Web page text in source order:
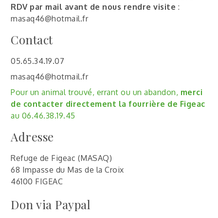
RDV par mail avant de nous rendre visite :
masaq46@hotmail.fr
Contact
05.65.34.19.07
masaq46@hotmail.fr
Pour un animal trouvé, errant ou un abandon, merci
de contacter directement la fourrière de Figeac
au 06.46.38.19.45
Adresse
Refuge de Figeac (MASAQ)
68 Impasse du Mas de la Croix
46100 FIGEAC
Don via Paypal